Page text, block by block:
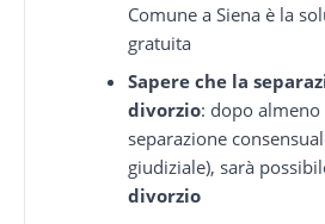
Comune a Siena è la
gratuita
Sapere che la
divorzio: dopo almeno
separazione
giudiziale), sarà
divorzio